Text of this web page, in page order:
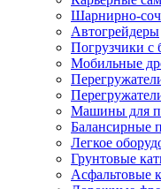
Шарнирно-
Автогрейдеры
Погрузчики с
Мобильные
Машины для
Балансирные
Легкое
Грунтовые
Асфальтовые